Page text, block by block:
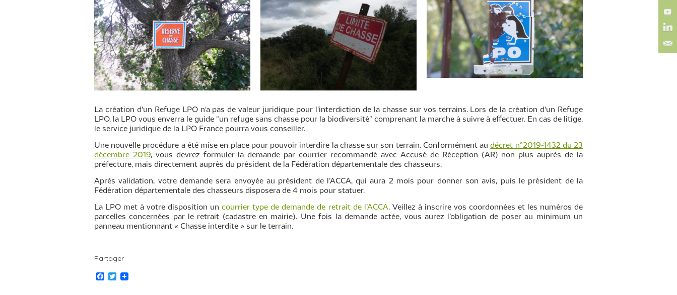
La création d'un Refuge LPO n'a pas de valeur juridique pour l'interdiction de la chasse sur vos terrains. Lors de la création d'un Refuge
LPO, la LPO vous enverra le guide "un refuge sans chasse pour la biodiversité" comprenant la marche à suivre à effectuer. En cas de litige,
le service juridique de la LPO France pourra vous conseiller.
Une nouvelle procédure a été mise en place pour pouvoir interdire la chasse sur son terrain. Conformément audécret n°2019-1432 du 23
décembre 2019, vous devrez formuler la demande par courrier recommandé avec Accusé de Réception (AR) non plus auprès de la
préfecture, mais directement auprès du président de la Fédération départementale des chasseurs.
Après validation, votre demande sera envoyée au président de l’ACCA, qui aura 2 mois pour donner son avis, puis le président de la
Fédération départementale des chasseurs disposera de 4 mois pour statuer.
La LPO met à votre disposition uncourrier type de demande de retrait de l’ACCA. Veillez à inscrire vos coordonnées et les numéros de
parcelles concernées par le retrait (cadastre en mairie). Une fois la demande actée, vous aurez l’obligation de poser au minimum un
panneau mentionnant « Chasse interdite » sur le terrain.
Partager
F
T